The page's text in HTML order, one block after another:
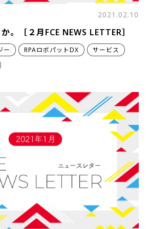
2021.02.10
。［２月FCE NEWS LETTER］
ー RPAロボパットDX
サービス